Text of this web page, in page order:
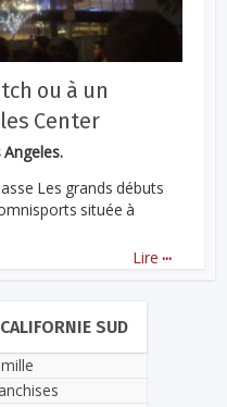
ou à un
Center
Les grands débuts
située à
Lire ...
SUD